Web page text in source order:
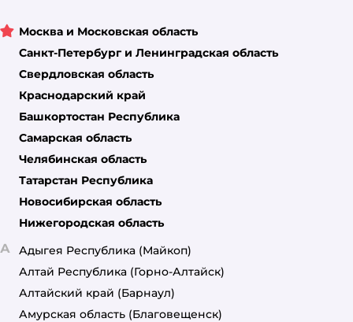
Москва и Московская область
Санкт-Петербург и Ленинградская область
Свердловская область
Краснодарский край
Башкортостан Республика
Самарская область
Челябинская область
Татарстан Республика
Новосибирская область
Нижегородская область
А Адыгея Республика (Майкоп)
Алтай Республика (Горно-Алтайск)
Алтайский край (Барнаул)
Амурская область (Благовещенск)